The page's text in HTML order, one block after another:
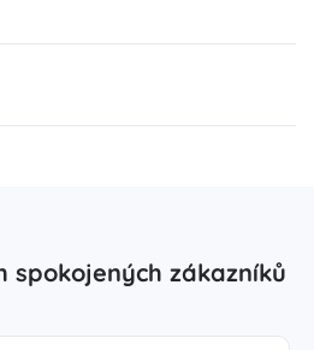
spokojených zákazníků